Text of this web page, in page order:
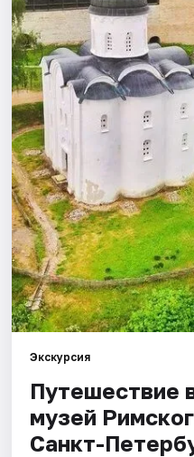
Города
Площадки
Артисты
Рейтинги
Экскурсия
Путешествие
музей
Санкт-